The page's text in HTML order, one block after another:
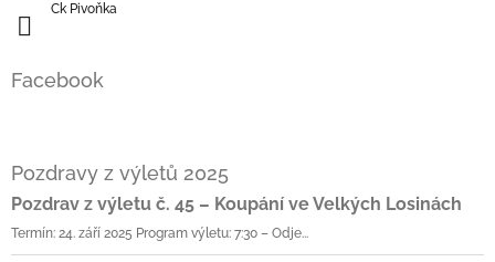
Ck Pivoňka
Facebook
Pozdravy z výletů 2025
Pozdrav z výletu č. 45 – Koupání ve Velkých Losinách
Termín: 24. září 2025 Program výletu: 7:30 – Odje...